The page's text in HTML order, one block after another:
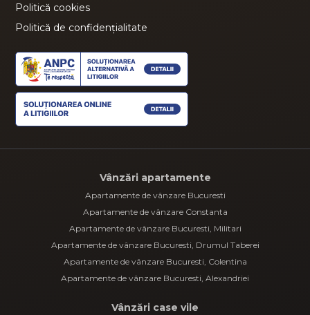
Politică cookies
Politică de confidențialitate
Vânzări apartamente
Apartamente de vânzare Bucuresti
Apartamente de vânzare Constanta
Apartamente de vânzare Bucuresti, Militari
Apartamente de vânzare Bucuresti, Drumul Taberei
Apartamente de vânzare Bucuresti, Colentina
Apartamente de vânzare Bucuresti, Alexandriei
Vânzări case vile